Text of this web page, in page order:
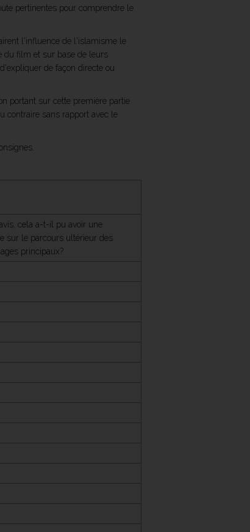
pertinentes pour comprendre le
l'influence de l'islamisme le
du film et sur base de leurs
de façon directe ou
portant sur cette première partie
contraire sans rapport avec le
cela a-t-il pu avoir une
sur le parcours ultérieur des
principaux?